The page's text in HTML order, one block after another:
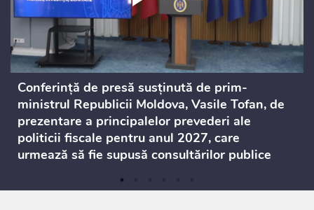
Conferință de presă susținută de prim-
ministrul Republicii Moldova, Vasile Tofan, de
prezentare a principalelor prevederi ale
politicii fiscale pentru anul 2027, care
urmează să fie supusă consultărilor publice